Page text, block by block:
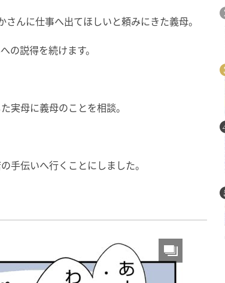
んに仕事へ出てほしいと頼みにきた義母。
の説得を続けます。
実母に義母のことを相談。
手伝いへ行くことにしました。